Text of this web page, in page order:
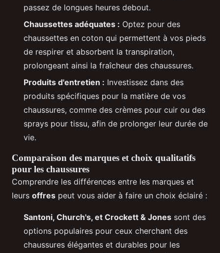
passez de longues heures debout.
Chaussettes adéquates : Optez pour des
chaussettes en coton qui permettent à vos pieds
de respirer et absorbent la transpiration,
prolongeant ainsi la fraîcheur des chaussures.
Produits d'entretien : Investissez dans des
produits spécifiques pour la matière de vos
chaussures, comme des crèmes pour cuir ou des
sprays pour tissu, afin de prolonger leur durée de
vie.
Comparaison des marques et choix qualitatifs
pour les chaussures
Comprendre les différences entre les marques et
leurs offres peut vous aider à faire un choix éclairé :
Santoni, Church's, et Crockett & Jones sont des
options populaires pour ceux cherchant des
chaussures élégantes et durables pour les